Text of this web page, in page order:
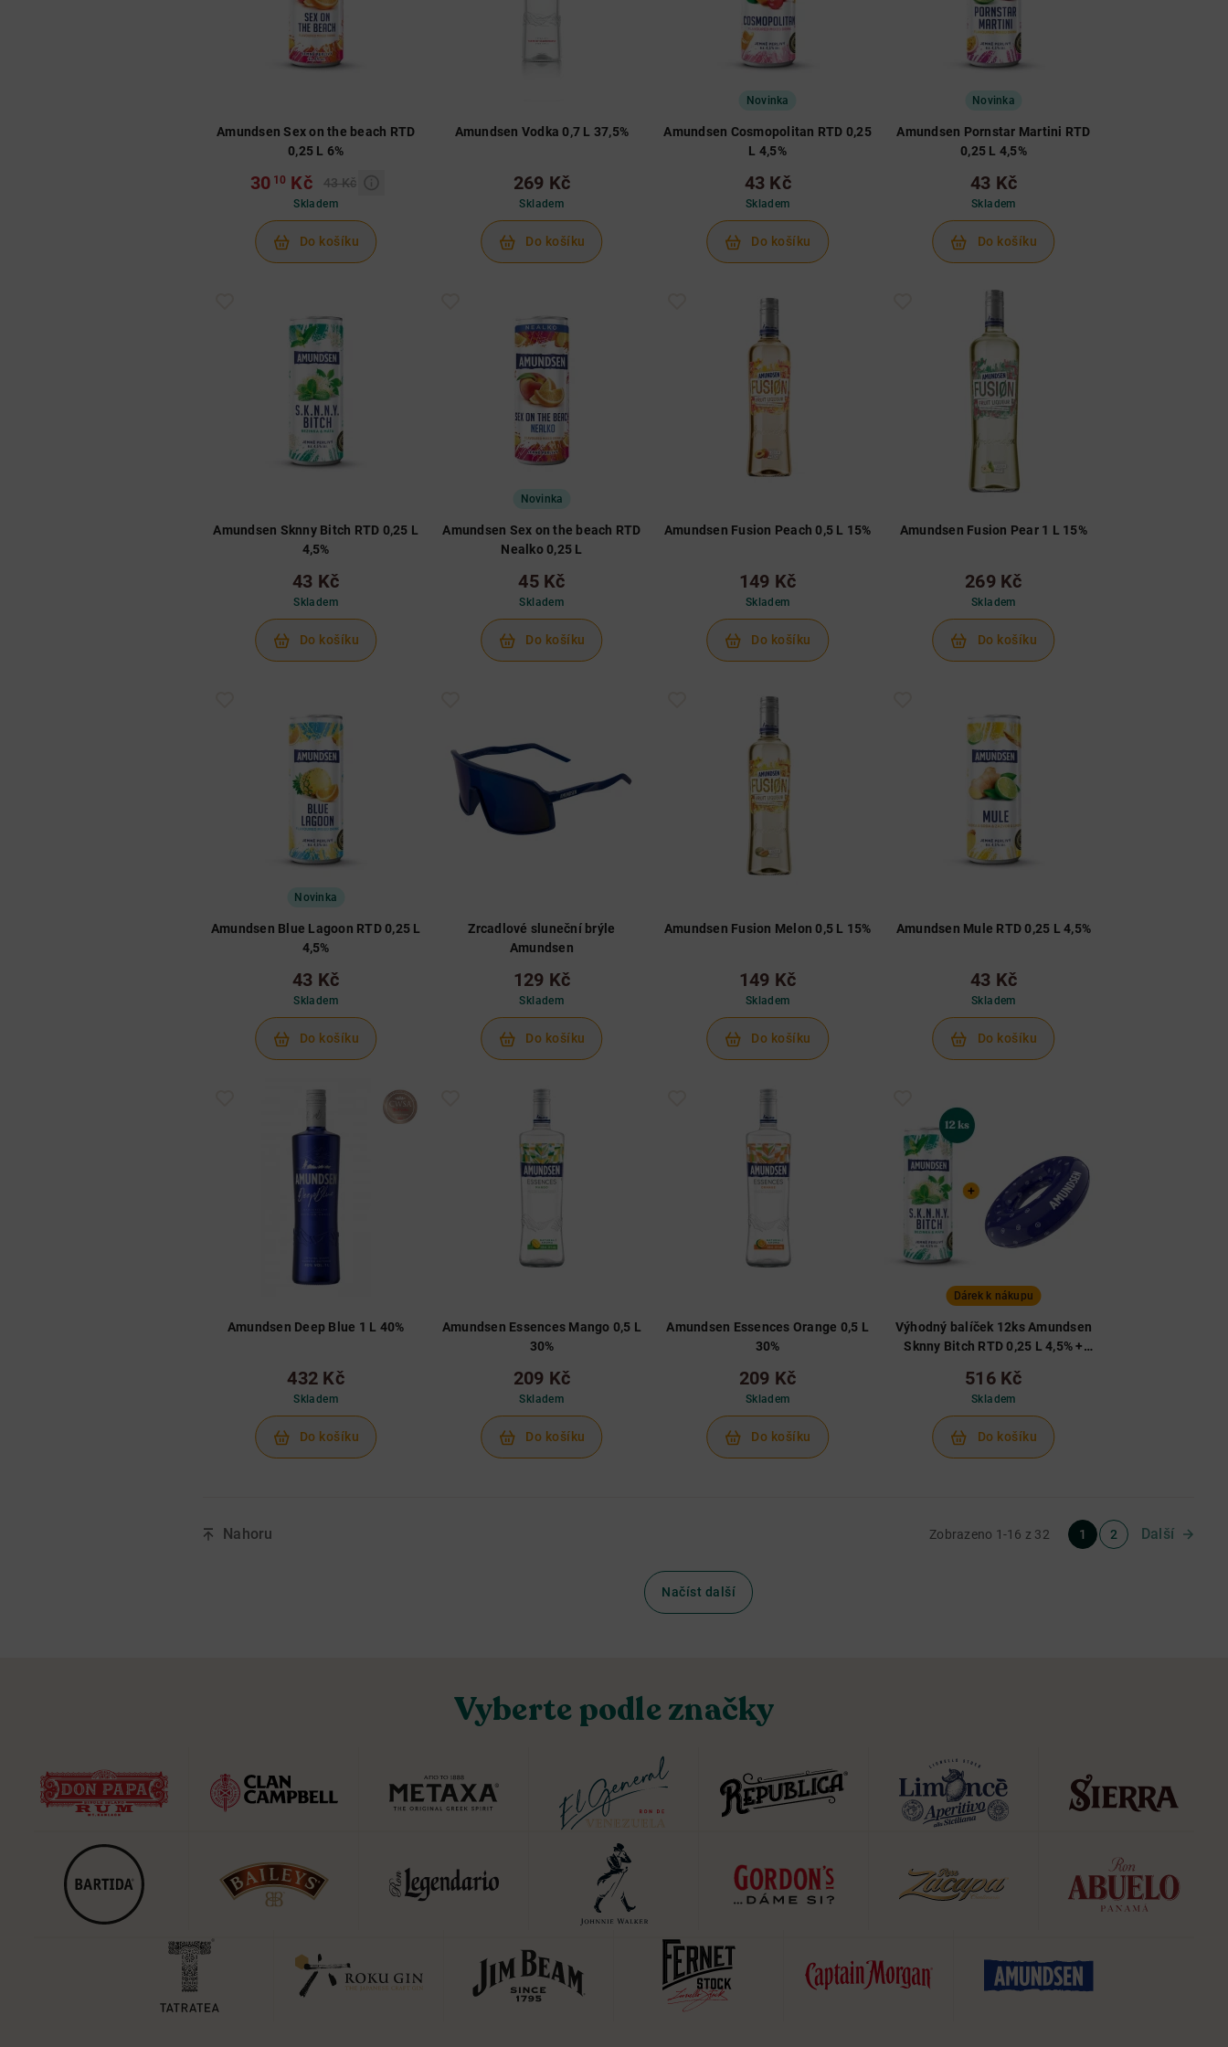
Amundsen Sex on the beach RTD
0,25 L 6%
30 10 Kč 43 Kč
Skladem
Do košíku
Amundsen Vodka 0,7 L 37,5%
269 Kč
Skladem
Do košíku
Novinka
Amundsen Cosmopolitan RTD 0,25
L 4,5%
43 Kč
Skladem
Do košíku
Novinka
Amundsen Pornstar Martini RTD
0,25 L 4,5%
43 Kč
Skladem
Do košíku
Amundsen Sknny Bitch RTD 0,25 L
4,5%
43 Kč
Skladem
Do košíku
Novinka
Amundsen Sex on the beach RTD
Nealko 0,25 L
45 Kč
Skladem
Do košíku
Amundsen Fusion Peach 0,5 L 15%
149 Kč
Skladem
Do košíku
Amundsen Fusion Pear 1 L 15%
269 Kč
Skladem
Do košíku
Novinka
Amundsen Blue Lagoon RTD 0,25 L
4,5%
43 Kč
Skladem
Do košíku
Zrcadlové sluneční brýle
Amundsen
129 Kč
Skladem
Do košíku
Amundsen Fusion Melon 0,5 L 15%
149 Kč
Skladem
Do košíku
Amundsen Mule RTD 0,25 L 4,5%
43 Kč
Skladem
Do košíku
Amundsen Deep Blue 1 L 40%
432 Kč
Skladem
Do košíku
Amundsen Essences Mango 0,5 L
30%
209 Kč
Skladem
Do košíku
Amundsen Essences Orange 0,5 L
30%
209 Kč
Skladem
Do košíku
Dárek k nákupu
Výhodný balíček 12ks Amundsen
Sknny Bitch RTD 0,25 L 4,5% +
516 Kč
Skladem
Do košíku
Nahoru Zobrazeno 1-16 z 32 1 2 Další
Načíst další
Vyberte podle značky